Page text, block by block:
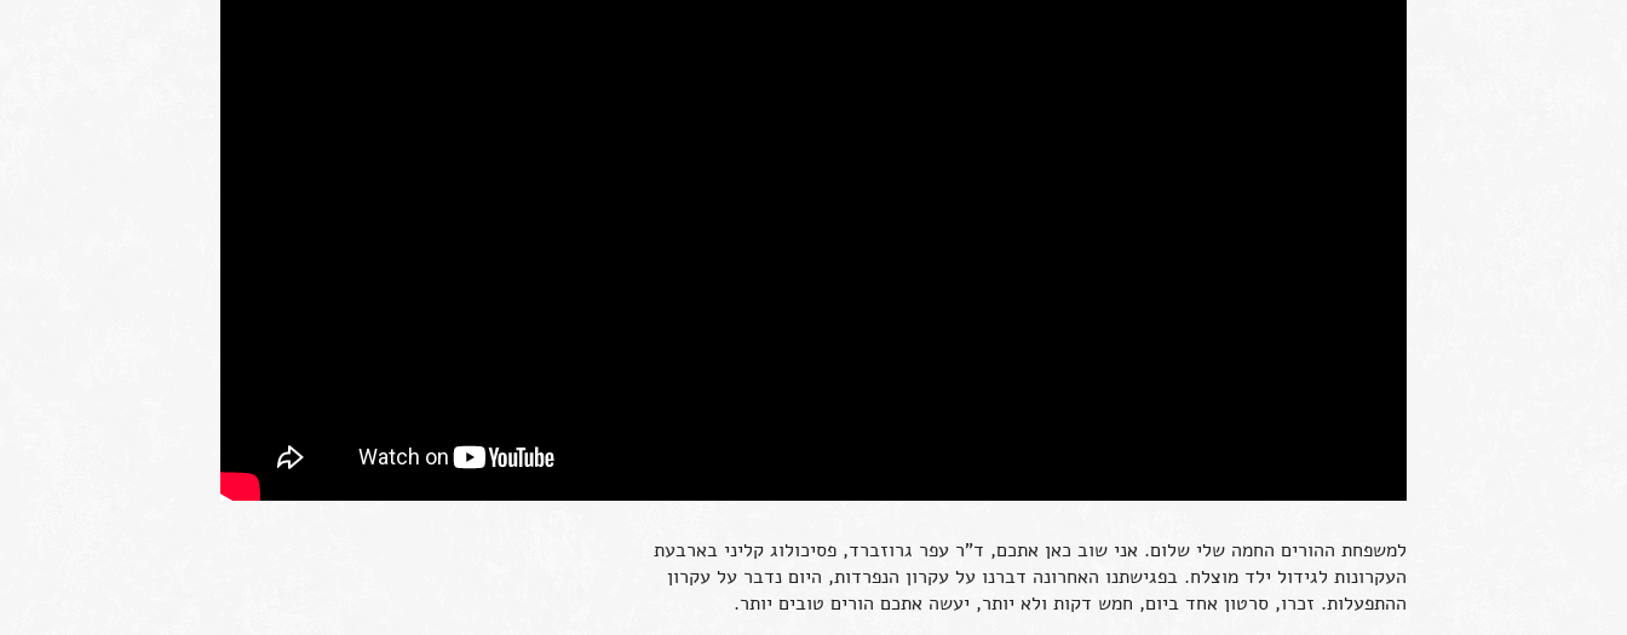
למשפחת ההורים החמה שלי שלום. אני שוב כאן אתכם, ד"ר עפר גרוזברד, פסיכולוג קליני בארבעת
העקרונות לגידול ילד מוצלח. בפגישתנו האחרונה דברנו על עקרון הנפרדות, היום נדבר על עקרון
ההתפעלות. זכרו, סרטון אחד ביום, חמש דקות ולא יותר, יעשה אתכם הורים טובים יותר.